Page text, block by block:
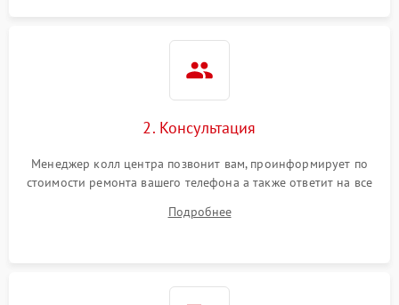
2. Консультация
Менеджер колл центра позвонит вам, проинформирует по
стоимости ремонта вашего телефона а также ответит на все
Подробнее